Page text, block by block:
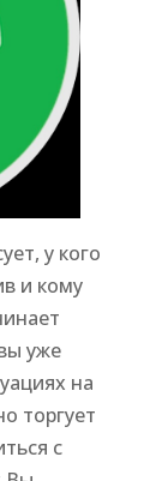
у кого
и кому
уже
на
торгует
с